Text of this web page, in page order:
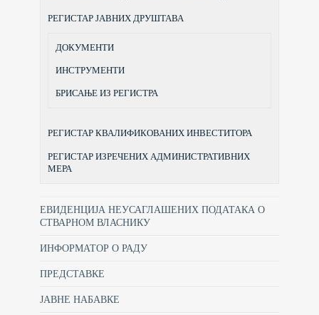
РЕГИСТАР ЈАВНИХ ДРУШТАВА
ДОКУМЕНТИ
ИНСТРУМЕНТИ
БРИСАЊЕ ИЗ РЕГИСТРА
РЕГИСТАР КВАЛИФИКОВАНИХ ИНВЕСТИТОРА
РЕГИСТАР ИЗРЕЧЕНИХ АДМИНИСТРАТИВНИХ
МЕРА
ЕВИДЕНЦИЈА НЕУСАГЛАШЕНИХ ПОДАТАКА О
СТВАРНОМ ВЛАСНИКУ
ИНФОРМАТОР О РАДУ
ПРЕДСТАВКЕ
ЈАВНЕ НАБАВКЕ